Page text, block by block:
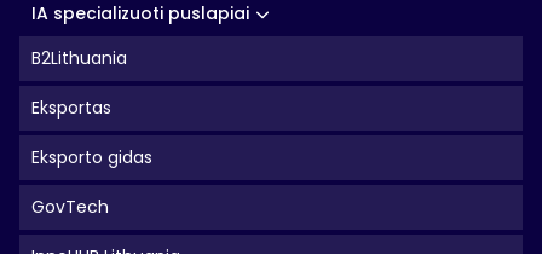
IA specializuoti puslapiai
B2Lithuania
Eksportas
Eksporto gidas
GovTech